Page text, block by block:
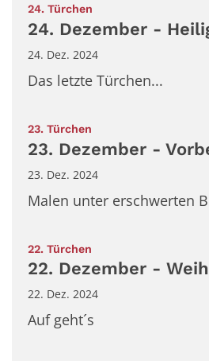
24. Türchen
24. Dezember -
24. Dez. 2024
Das letzte Türchen...
23. Türchen
23. Dezember -
23. Dez. 2024
Malen unter erschwerten
22. Türchen
22. Dezember -
22. Dez. 2024
Auf geht´s